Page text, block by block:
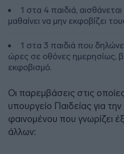
1 στα 4 παιδιά,
μαθαίνει να μην εκφοβίζει
1 στα 3 παιδιά που
ώρες σε οθόνες ημερησίως,
εκφοβισμό.
Οι παρεμβάσεις στις
υπουργείο Παιδείας για
φαινομένου που γνωρίζει
άλλων: